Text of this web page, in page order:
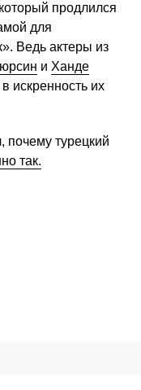
продлился
для
Ведь актеры из
и Ханде
искренность их
турецкий
так.